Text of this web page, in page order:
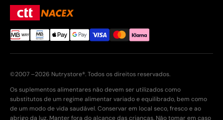
©2007 –2026 Nutrystore®. Todos os direitos reservados.
Os suplementos alimentares não devem ser utilizados como
substitutos de um regime alimentar variado e equilibrado, bem como
de um modo de vida saudável. Conservar em local seco, fresco e ao
abrigo da luz. Manter fora do alcance das crianças. Não tomar em caso